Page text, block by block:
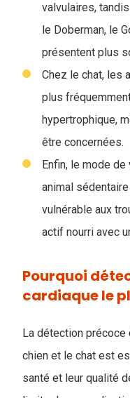
valvulaires,
le Doberman, le
présentent plus
Chez le chat, les
plus
hypertrophique,
être concernées.
Enfin, le mode de
animal
vulnérable aux
actif nourri avec
Pourquoi
cardiaque le
La détection
chien et le chat est
santé et leur qualité